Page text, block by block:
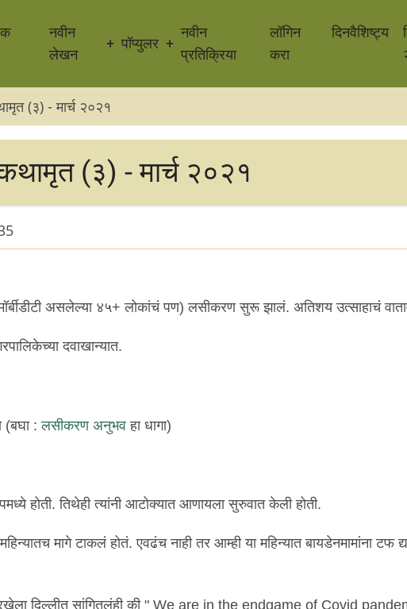
नवीन
लेखन
पॉप्युलर
नवीन
प्रतिक्रिया
लॉगिन
करा
दिनवैशिष्ट्य
(३) - मार्च २०२१
(३) - मार्च २०२१
असलेल्या ४५+ लोकांचं पण) लसीकरण सुरू झालं. अतिशय उत्साहाचं
दवाखान्यात.
(बघा :लसीकरण अनुभव हा धागा)
होती. तिथेही त्यांनी आटोक्यात आणायला सुरुवात केली होती.
मागे टाकलं होतं. एवढंच नाही तर आम्ही या महिन्यात बायडेनमामांना टफ
दिल्लीत सांगितलंही की " We are in the endgame of Covid